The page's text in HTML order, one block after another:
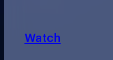
Watch